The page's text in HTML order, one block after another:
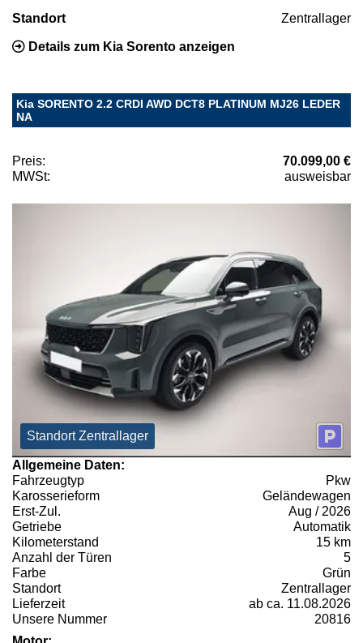
Standort Zentrallager
Details zum Kia Sorento anzeigen
Kia SORENTO 2.2 CRDI AWD DCT8 PLATINUM MJ26 LEDER
NA
Preis:
70.099,00 €
MWSt:
ausweisbar
Standort Zentrallager
Allgemeine Daten:
Fahrzeugtyp
Pkw
Karosserieform
Geländewagen
Erst-Zul.
Aug / 2026
Getriebe
Automatik
Kilometerstand
15 km
Anzahl der Türen
5
Farbe
Grün
Standort
Zentrallager
Lieferzeit
ab ca. 11.08.2026
Unsere Nummer
20816